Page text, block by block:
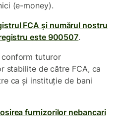
(e-money).
FCA și numărul nostru
este 900507.
conform tuturor
stabilite de către FCA, ca
ca și instituție de bani
furnizorilor nebancari